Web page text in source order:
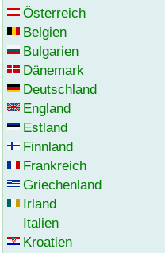
Österreich
Belgien
Bulgarien
Dänemark
Deutschland
England
Estland
Finnland
Frankreich
Griechenland
Irland
Italien
Kroatien